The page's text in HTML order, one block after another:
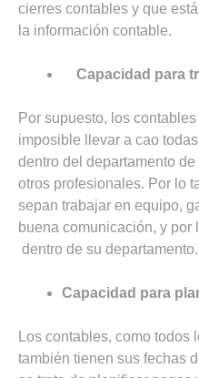
cierres contables y que
la información contable.
Capacidad para
Por supuesto, los
imposible llevar a cao
dentro del departamento
otros profesionales. Por lo
sepan trabajar en equipo,
buena comunicación, y por
dentro de su departamento.
Capacidad para
Los contables, como todos
también tienen sus fechas